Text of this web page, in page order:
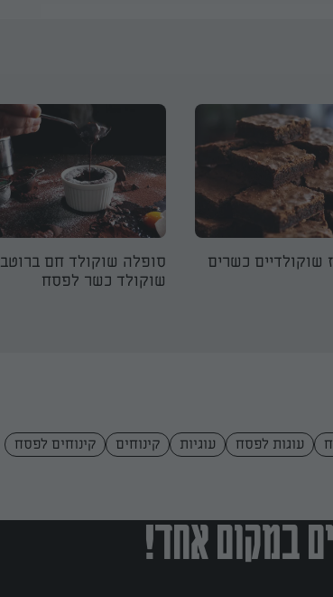
שוקולדיים כשרים
סופלה שוקולד חם ברוטב
שוקולד כשר לפסח
עוגות לפסח עוגיות קינוחים קינוחים לפסח
במקום אחד!